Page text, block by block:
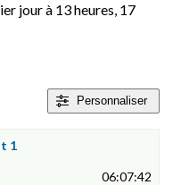
jour à 13 heures, 17
Personnaliser
1
06:07:42